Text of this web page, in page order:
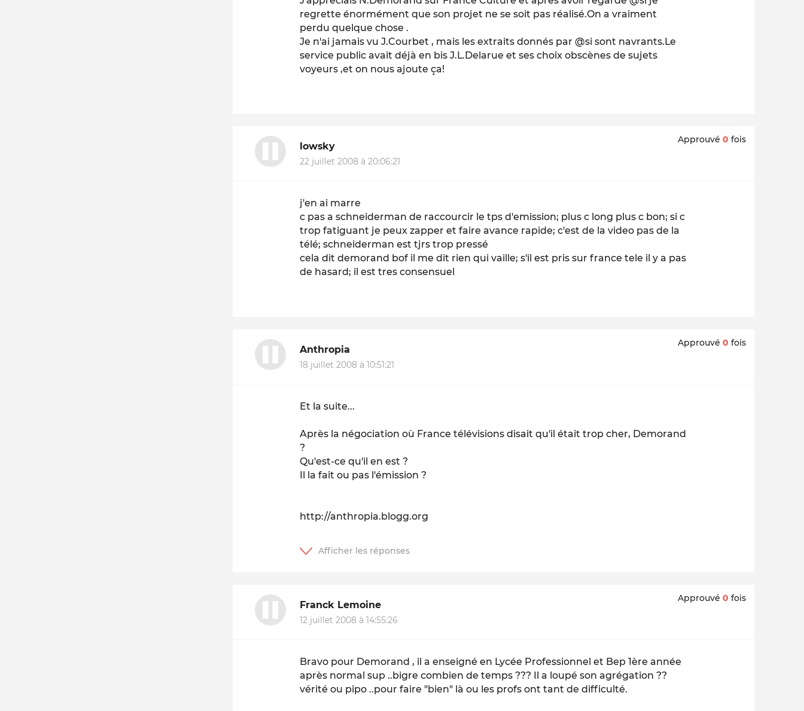
regrette énormément que son projet ne se soit pas réalisé.On a vraiment
perdu quelque chose .
Je n'ai jamais vu J.Courbet , mais les extraits donnés par @si sont navrants.Le
service public avait déjà en bis J.L.Delarue et ses choix obscènes de sujets
voyeurs ,et on nous ajoute ça!
lowsky
22 juillet 2008 à 20:06:21
Approuvé 0 fois
j'en ai marre
c pas a schneiderman de raccourcir le tps d'emission; plus c long plus c bon; si c
trop fatiguant je peux zapper et faire avance rapide; c'est de la video pas de la
télé; schneiderman est tjrs trop pressé
cela dit demorand bof il me dit rien qui vaille; s'il est pris sur france tele il y a pas
de hasard; il est tres consensuel
Anthropia
18 juillet 2008 à 10:51:21
Approuvé 0 fois
Et la suite...
Après la négociation où France télévisions disait qu'il était trop cher, Demorand
?
Qu'est-ce qu'il en est ?
Il la fait ou pas l'émission ?
http://anthropia.blogg.org
Franck Lemoine
12 juillet 2008 à 14:55:26
Approuvé 0 fois
Bravo pour Demorand , il a enseigné en Lycée Professionnel et Bep 1ère année
après normal sup ..bigre combien de temps ??? Il a loupé son agrégation ??
vérité ou pipo ..pour faire "bien" là ou les profs ont tant de difficulté.